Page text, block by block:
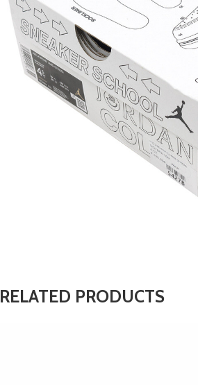
RELATED PRODUCTS